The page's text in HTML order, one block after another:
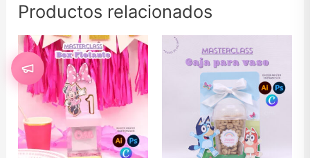
Productos relacionados